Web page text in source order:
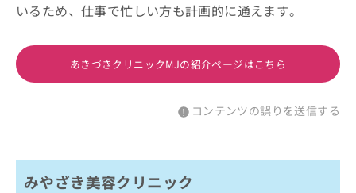
いるため、仕事で忙しい方も計画的に通えます。
あきづきクリニックMJの紹介ページはこちら
コンテンツの誤りを送信する
みやざき美容クリニック